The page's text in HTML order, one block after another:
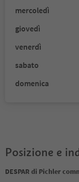
mercoledì
giovedì
venerdì
sabato
domenica
Posizione e
DESPAR di Pichler